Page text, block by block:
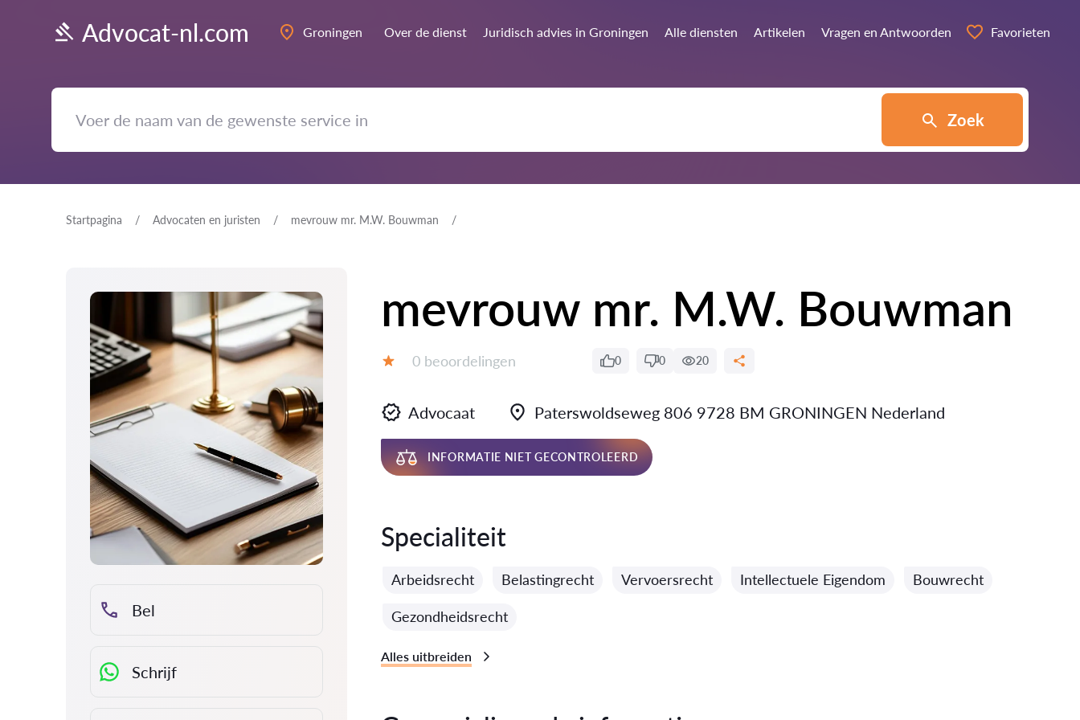
Advocat-nl.com Groningen Over de dienst Juridisch advies in Groningen Alle diensten Artikelen Vragen en Antwoorden Favorieten
Zoek
Startpagina Advocaten en juristen mevrouw mr. M.W. Bouwman
Bel
Schrijf
mevrouw mr. M.W. Bouwman
Getuigenissen:
0 beoordelingen 0 0 20
Advocaat Paterswoldseweg 806 9728 BM GRONINGEN Nederland
INFORMATIE NIET GECONTROLEERD
Specialiteit
Arbeidsrecht Belastingrecht Vervoersrecht Intellectuele Eigendom Bouwrecht
Gezondheidsrecht
Alles uitbreiden